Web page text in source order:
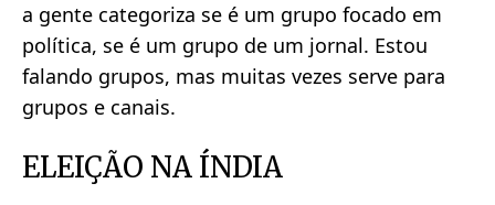
a gente categoriza se é um grupo focado em
política, se é um grupo de um jornal. Estou
falando grupos, mas muitas vezes serve para
grupos e canais.
ELEIÇÃO NA ÍNDIA